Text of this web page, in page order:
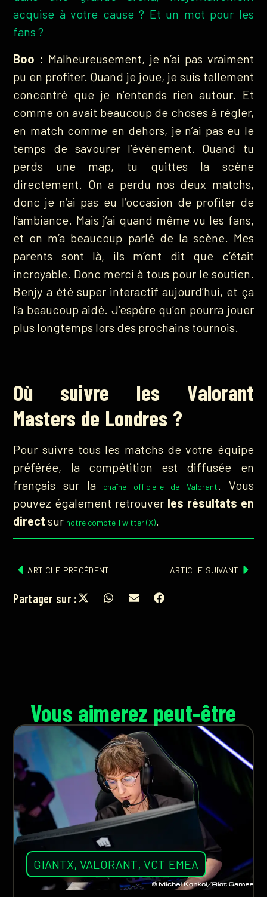
acquise à votre cause ? Et un mot pour les
fans ?
Boo : Malheureusement, je n’ai pas vraiment
pu en profiter. Quand je joue, je suis tellement
concentré que je n’entends rien autour. Et
comme on avait beaucoup de choses à régler,
en match comme en dehors, je n’ai pas eu le
temps de savourer l’événement. Quand tu
perds une map, tu quittes la scène
directement. On a perdu nos deux matchs,
donc je n’ai pas eu l’occasion de profiter de
l’ambiance. Mais j’ai quand même vu les fans,
et on m’a beaucoup parlé de la scène. Mes
parents sont là, ils m’ont dit que c’était
incroyable. Donc merci à tous pour le soutien.
Benjy a été super interactif aujourd’hui, et ça
l’a beaucoup aidé. J’espère qu’on pourra jouer
plus longtemps lors des prochains tournois.
Où suivre les Valorant
Masters de Londres ?
Pour suivre tous les matchs de votre équipe
préférée, la compétition est diffusée en
français sur la
chaîne officielle de Valorant. Vous
pouvez également retrouver les résultats en
directsur notre compte Twitter (X).
ARTICLE PRÉCÉDENT ARTICLE SUIVANT
Partager sur :
Vous aimerez peut-être
GIANTX, VALORANT,VCT EMEA